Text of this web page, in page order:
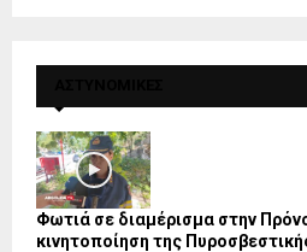
Φωτιά σε διαμέρισμα στην
κινητοποίηση της